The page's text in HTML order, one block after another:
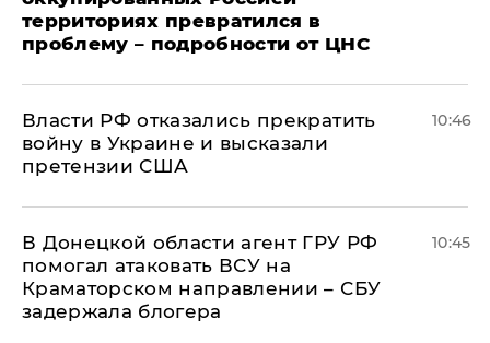
территориях превратился в
проблему – подробности от ЦНС
Власти РФ отказались прекратить
войну в Украине и высказали
претензии США
10:46
В Донецкой области агент ГРУ РФ
помогал атаковать ВСУ на
Краматорском направлении – СБУ
задержала блогера
10:45